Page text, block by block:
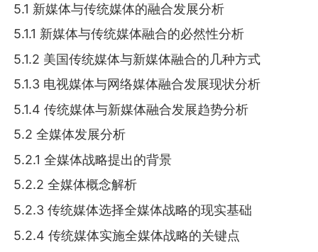
5.1 新媒体与传统媒体的融合发展分析
5.1.1 新媒体与传统媒体融合的必然性分析
5.1.2 美国传统媒体与新媒体融合的几种方式
5.1.3 电视媒体与网络媒体融合发展现状分析
5.1.4 传统媒体与新媒体融合发展趋势分析
5.2 全媒体发展分析
5.2.1 全媒体战略提出的背景
5.2.2 全媒体概念解析
5.2.3 传统媒体选择全媒体战略的现实基础
5.2.4 传统媒体实施全媒体战略的关键点